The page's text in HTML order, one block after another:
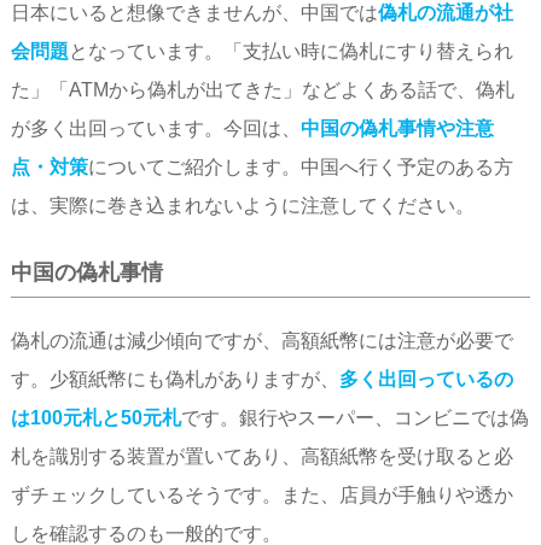
日本にいると想像できませんが、中国では偽札の流通が社
会問題 となっています。「支払い時に偽札にすり替えられ
た」「ATMから偽札が出てきた」などよくある話で、偽札
が多く出回っています。今回は、 中国の偽札事情や注意
点・対策についてご紹介します。中国へ行く予定のある方
は、実際に巻き込まれないように注意してください。
中国の偽札事情
偽札の流通は減少傾向ですが、高額紙幣には注意が必要で
す。少額紙幣にも偽札がありますが、 多く出回っているの
は100元札と50元札です。銀行やスーパー、コンビニでは偽
札を識別する装置が置いてあり、高額紙幣を受け取ると必
ずチェックしているそうです。また、店員が手触りや透か
しを確認するのも一般的です。